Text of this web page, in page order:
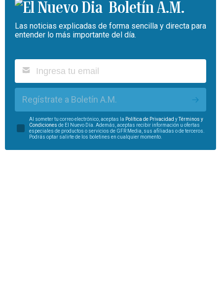
Boletín A.M.
Las noticias explicadas de forma sencilla y directa para
entender lo más importante del día.
Regístrate a Boletín A.M.
Al someter tu correo electrónico, aceptas la Política de Privacidad y
Términos y
Condiciones de El Nuevo Día. Además, aceptas recibir información u ofertas
especiales de productos o servicios de GFR Media, sus afiliadas o de terceros.
Podrás optar salirte de los boletines en cualquier momento.